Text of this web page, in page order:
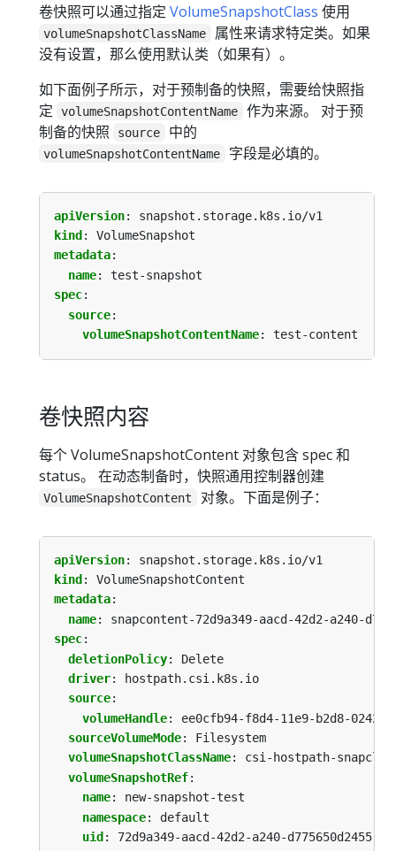
卷快照可以通过指定 VolumeSnapshotClass 使用
volumeSnapshotClassName
属性来请求特定类。如果
没有设置，那么使用默认类（如果有）。
如下面例子所示，对于预制备的快照，需要给快照指
定
volumeSnapshotContentName
作为来源。 对于预
制备的快照
source 中的
volumeSnapshotContentName 字段是必填的。
apiVersion:
snapshot.storage.k8s.io/v1
kind :
VolumeSnapshot
metadata:
name:
test-snapshot
spec:
source:
volumeSnapshotContentName: test-content
卷快照内容
每个 VolumeSnapshotContent 对象包含 spec 和
status。 在动态制备时，快照通用控制器创建
VolumeSnapshotContent 对象。下面是例子：
apiVersion:
snapshot.storage.k8s.io/v1
kind :
VolumeSnapshotContent
metadata:
name:
snapcontent-72d9a349-aacd-42d2-a240-
spec:
deletionPolicy:
Delete
driver:
hostpath.csi.k8s.io
source:
volumeHandle:
ee0cfb94-f8d4-11e9-b2d8-
sourceVolumeMode:
Filesystem
volumeSnapshotClassName:
csi-hostpath-
volumeSnapshotRef:
name:
new-snapshot-test
namespace:
default
uid : 72d9a349-aacd-42d2-a240-d775650d2455